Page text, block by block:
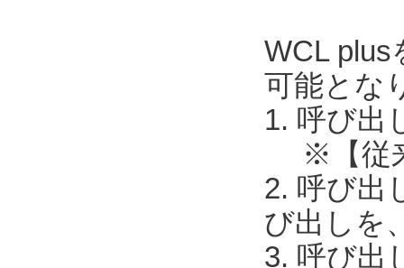
WCL
可能とな
1. 呼び出
※【従来
2. 呼び出
び出しを
3. 呼び出